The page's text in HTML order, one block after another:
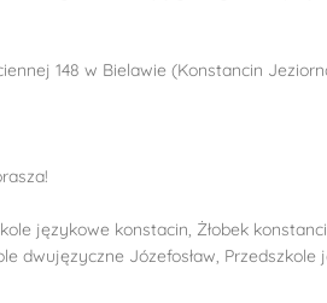
148 w Bielawie (Konstancin
językowe konstacin, Żłobek
dwujęzyczne Józefosław,